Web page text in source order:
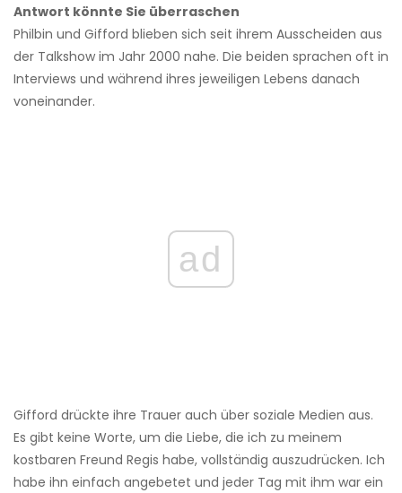
Antwort könnte Sie überraschen
Philbin und Gifford blieben sich seit ihrem Ausscheiden aus
der Talkshow im Jahr 2000 nahe. Die beiden sprachen oft in
Interviews und während ihres jeweiligen Lebens danach
voneinander.
ad
Gifford drückte ihre Trauer auch über soziale Medien aus.
Es gibt keine Worte, um die Liebe, die ich zu meinem
kostbaren Freund Regis habe, vollständig auszudrücken. Ich
habe ihn einfach angebetet und jeder Tag mit ihm war ein